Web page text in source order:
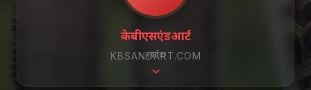
केबीएसएंडआर्ट
KBSANDART.COM
स्क्रॉल